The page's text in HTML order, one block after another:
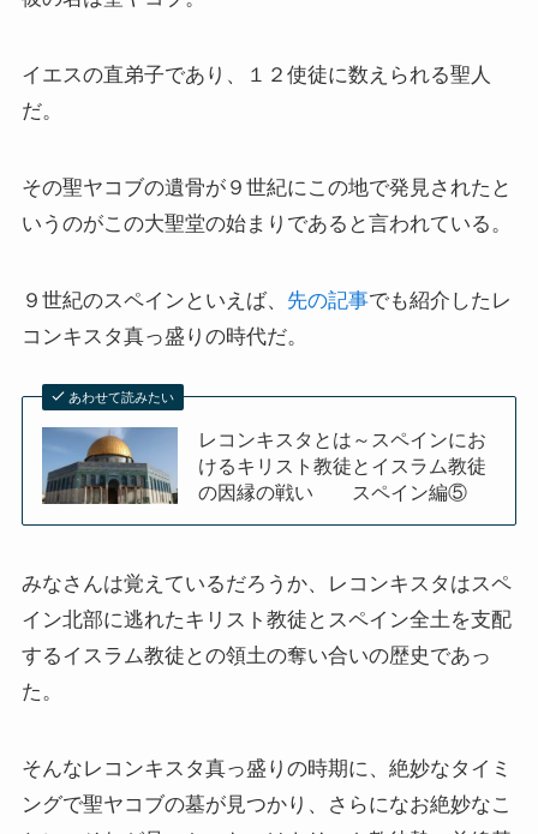
カフカの街プラハとチェコ文学
ローマ帝国の興亡とバチカン、ローマカトリック
奇跡の音楽家メンデルスゾーンの驚異の人生
夢の国ディズニーランド研究
タンザニア・トルコ編
イエスの直弟子であり、１２使徒に数えられる聖人
だ。
その聖ヤコブの遺骨が９世紀にこの地で発見されたと
いうのがこの大聖堂の始まりであると言われている。
９世紀のスペインといえば、 先の記事でも紹介したレ
コンキスタ真っ盛りの時代だ。
あわせて読みたい
レコンキスタとは～スペインにお
けるキリスト教徒とイスラム教徒
の因縁の戦い スペイン編⑤
みなさんは覚えているだろうか、レコンキスタはスペ
イン北部に逃れたキリスト教徒とスペイン全土を支配
するイスラム教徒との領土の奪い合いの歴史であっ
た。
そんなレコンキスタ真っ盛りの時期に、絶妙なタイミ
ングで聖ヤコブの墓が見つかり、さらになお絶妙なこ